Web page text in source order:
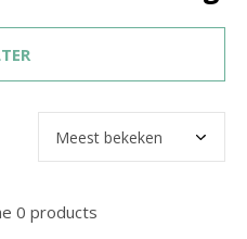
0 products